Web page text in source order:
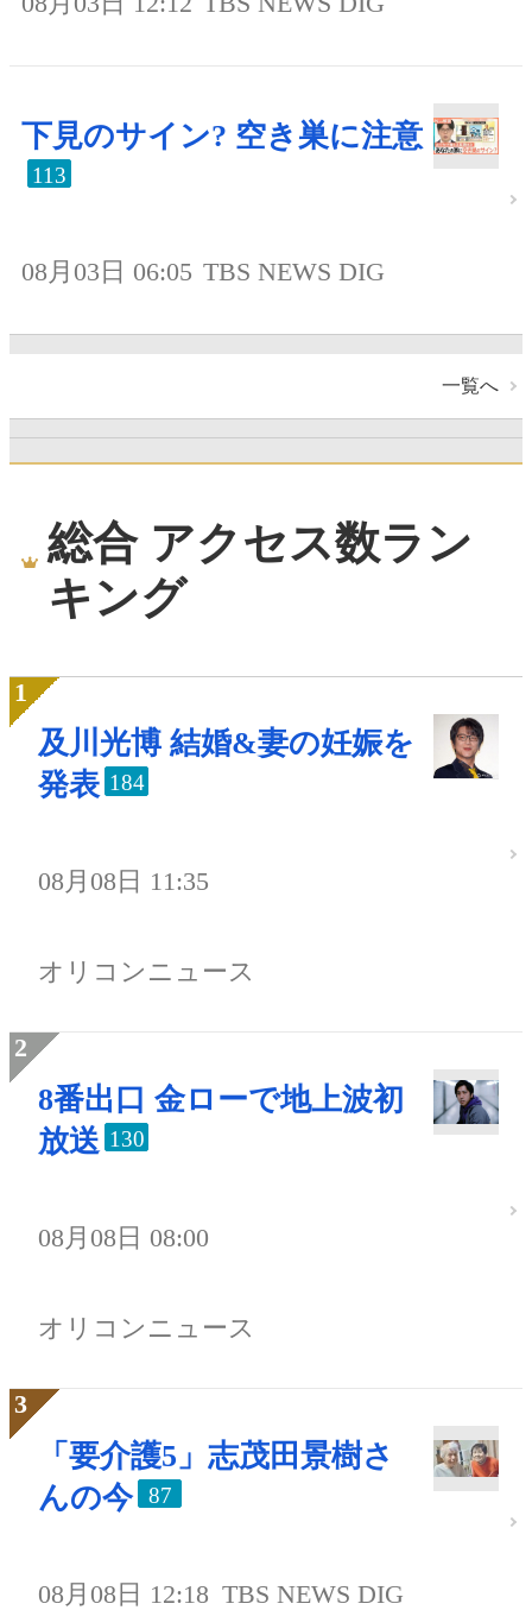
下見のサイン? 空き巣に注意
113
08月03日 06:05 TBS NEWS DIG
一覧へ
総合 アクセス数ラン
キング
及川光博 結婚&妻の妊娠を
発表 184
08月08日 11:35
オリコンニュース
8番出口 金ローで地上波初
放送 130
08月08日 08:00
オリコンニュース
「要介護5」志茂田景樹さ
んの今
87
08月08日 12:18 TBS NEWS DIG